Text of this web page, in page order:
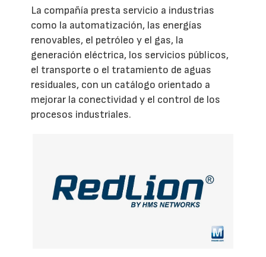
La compañía presta servicio a industrias
como la automatización, las energías
renovables, el petróleo y el gas, la
generación eléctrica, los servicios públicos,
el transporte o el tratamiento de aguas
residuales, con un catálogo orientado a
mejorar la conectividad y el control de los
procesos industriales.